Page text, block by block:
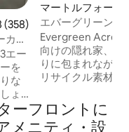
ー358件、5つ星中4.98つ
(358)
カー
、電
エー
を
な
ょ
れ
戻
マートルフォード
ムステイ
エバーグリーン・
Nest」
Evergreen Acres
向けの隠れ家、
りに包まれなが
リサイクル素材
ョンは、快適さ、
融合しています
ーフロントに
メニティ・設